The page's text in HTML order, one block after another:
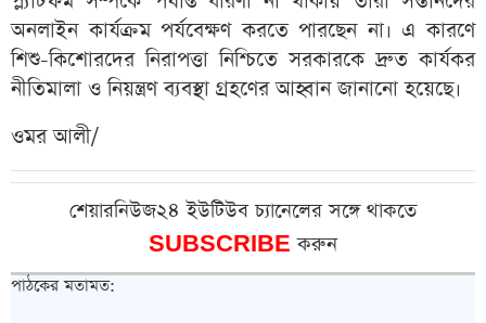
অনলাইন কার্যক্রম পর্যবেক্ষণ করতে পারছেন না। এ কারণে
শিশু-কিশোরদের নিরাপত্তা নিশ্চিতে সরকারকে দ্রুত কার্যকর
নীতিমালা ও নিয়ন্ত্রণ ব্যবস্থা গ্রহণের আহ্বান জানানো হয়েছে।
ওমর আলী/
শেয়ারনিউজ২৪ ইউটিউব চ্যানেলের সঙ্গে থাকতে
SUBSCRIBEকরুন
পাঠকের মতামত: